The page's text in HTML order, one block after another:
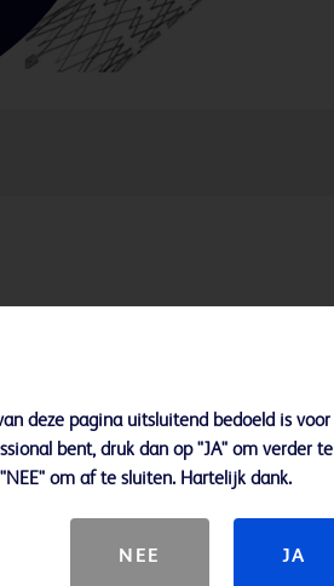
deze pagina uitsluitend bedoeld is voor
bent, druk dan op "JA" om verder te
om af te sluiten. Hartelijk dank.
NEE JA